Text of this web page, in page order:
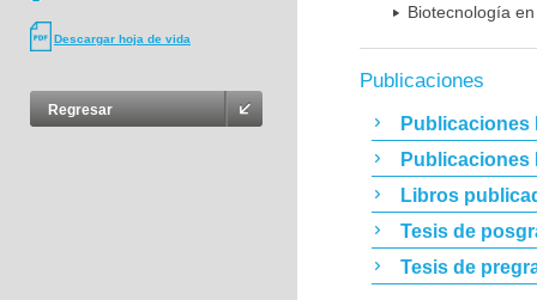
Descargar hoja de vida
Regresar
Biotecnología
Publicaciones
Publicaciones
Publicaciones
Libros
Tesis de
Tesis de